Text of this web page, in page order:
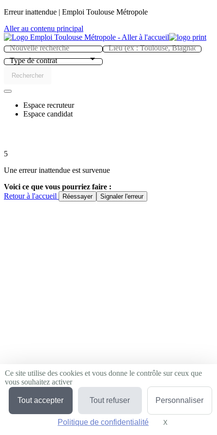
Erreur inattendue | Emploi Toulouse Métropole
Aller au contenu principal
Type de contrat
Rechercher
Espace recruteur
Espace candidat
5
Une erreur inattendue est survenue
Voici ce que vous pourriez faire :
Retour à l'accueil
Réessayer Signaler l'erreur
Ce site utilise des cookies et vous donne le contrôle sur ceux que
vous souhaitez activer
Tout accepter Tout refuser Personnaliser
Politique de confidentialité X